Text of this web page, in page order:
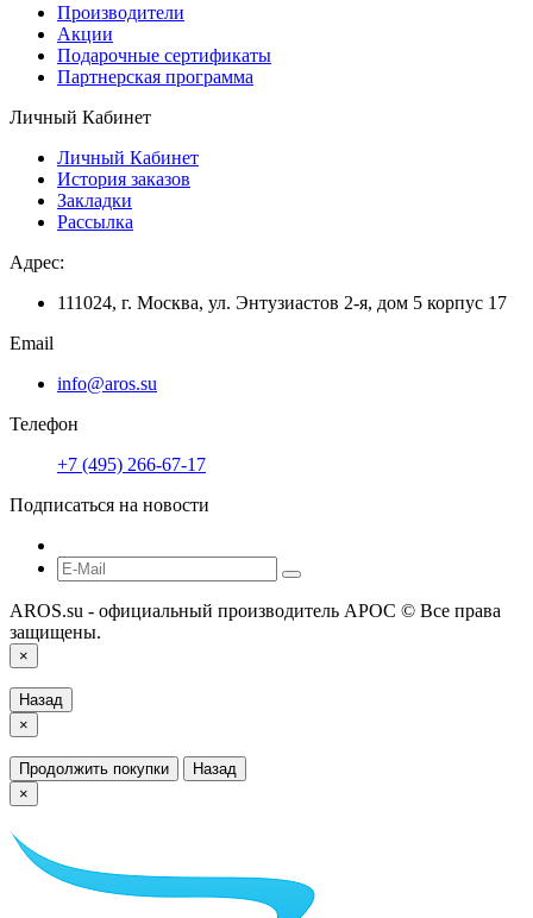
Производители
Акции
Подарочные сертификаты
Партнерская программа
Личный Кабинет
Личный Кабинет
История заказов
Закладки
Рассылка
Адрес:
111024, г. Москва, ул. Энтузиастов 2-я, дом 5 корпус 17
Email
info@aros.su
Телефон
+7 (495) 266-67-17
Подписаться на новости
AROS.su - официальный производитель АРОС © Все права
защищены.
×
Назад
×
Продолжить покупки
Назад
×